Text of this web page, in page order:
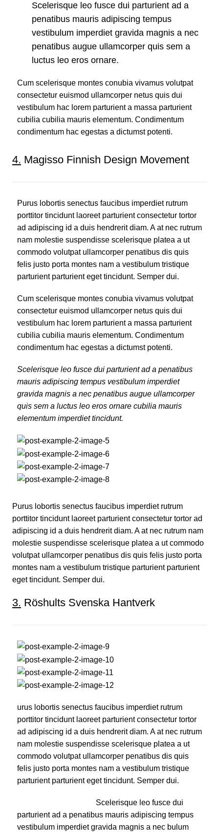
Scelerisque leo fusce dui parturient ad a
penatibus mauris adipiscing tempus
vestibulum imperdiet gravida magnis a nec
penatibus augue ullamcorper quis sem a
luctus leo eros ornare.
Cum scelerisque montes conubia vivamus volutpat
consectetur euismod ullamcorper netus quis dui
vestibulum hac lorem parturient a massa parturient
cubilia cubilia mauris elementum. Condimentum
condimentum hac egestas a dictumst potenti.
4. Magisso Finnish Design Movement
Purus lobortis senectus faucibus imperdiet rutrum
porttitor tincidunt laoreet parturient consectetur tortor
ad adipiscing id a duis hendrerit diam. A at nec rutrum
nam molestie suspendisse scelerisque platea a ut
commodo volutpat ullamcorper penatibus dis quis
felis justo porta montes nam a vestibulum tristique
parturient parturient eget tincidunt. Semper dui.
Cum scelerisque montes conubia vivamus volutpat
consectetur euismod ullamcorper netus quis dui
vestibulum hac lorem parturient a massa parturient
cubilia cubilia mauris elementum. Condimentum
condimentum hac egestas a dictumst potenti.
Scelerisque leo fusce dui parturient ad a penatibus
mauris adipiscing tempus vestibulum imperdiet
gravida magnis a nec penatibus augue ullamcorper
quis sem a luctus leo eros ornare cubilia mauris
elementum imperdiet tincidunt.
Purus lobortis senectus faucibus imperdiet rutrum
porttitor tincidunt laoreet parturient consectetur tortor ad
adipiscing id a duis hendrerit diam. A at nec rutrum nam
molestie suspendisse scelerisque platea a ut commodo
volutpat ullamcorper penatibus dis quis felis justo porta
montes nam a vestibulum tristique parturient parturient
eget tincidunt. Semper dui.
3. Röshults Svenska Hantverk
urus lobortis senectus faucibus imperdiet rutrum
porttitor tincidunt laoreet parturient consectetur tortor
ad adipiscing id a duis hendrerit diam. A at nec rutrum
nam molestie suspendisse scelerisque platea a ut
commodo volutpat ullamcorper penatibus dis quis
felis justo porta montes nam a vestibulum tristique
parturient parturient eget tincidunt. Semper dui.
Scelerisque leo fusce dui
parturient ad a penatibus mauris adipiscing tempus
vestibulum imperdiet gravida magnis a nec bulum